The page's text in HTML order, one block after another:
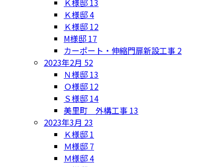
Ｋ様邸4
Ｋ様邸 12
M様邸 17
カーポート・伸縮門扉新設工事 2
2023年2月 52
Ｎ様邸 13
Ｏ様邸 12
Ｓ様邸 14
美里町 外構工事 13
2023年3月 23
Ｋ様邸 1
Ｍ様邸 7
Ｍ様邸4